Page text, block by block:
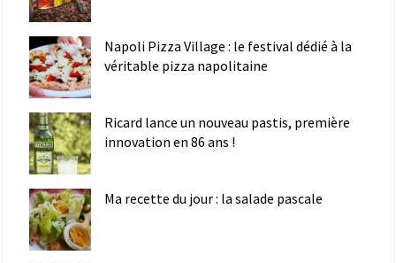
Napoli Pizza Village : le festival dédié à la
véritable pizza napolitaine
Ricard lance un nouveau pastis, première
innovation en 86 ans !
Ma recette du jour : la salade pascale